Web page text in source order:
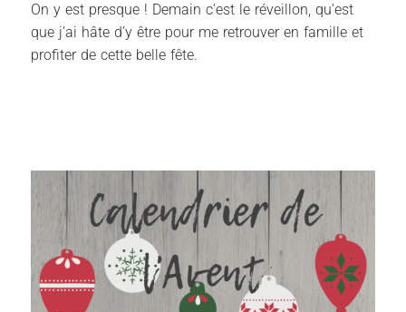
On y est presque ! Demain c’est le réveillon, qu’est
que j’ai hâte d’y être pour me retrouver en famille et
profiter de cette belle fête.